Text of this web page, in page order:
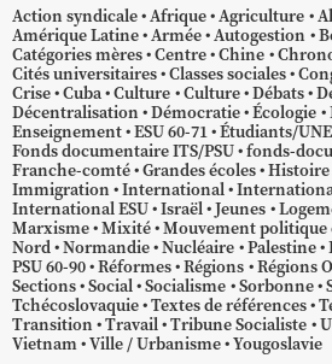
Action syndicale Afrique Agriculture
Amérique Latine Armée Autogestion
Catégories mères Centre Chine
Cités universitaires Classes sociales
Crise Cuba Culture Culture Débats
Décentralisation Démocratie Écologie
Enseignement ESU 60-71 Étudiants/
Fonds documentaire ITS/PSU fonds-
Franche-comté Grandes écoles Histoire
Immigration International
International ESU Israël Jeunes
Marxisme Mixité Mouvement politique
Nord Normandie Nucléaire Palestine
PSU 60-90 Réformes Régions Régions
Sections Social Socialisme Sorbonne
Tchécoslovaquie Textes de références
Transition Travail Tribune Socialiste
Vietnam Ville / Urbanisme Yougoslavie